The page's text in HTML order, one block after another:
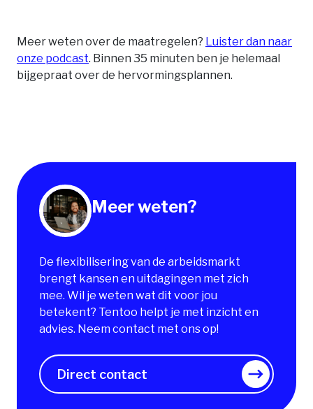
Meer weten over de maatregelen? Luister dan naar
onze podcast. Binnen 35 minuten ben je helemaal
bijgepraat over de hervormingsplannen.
Meer weten?
De flexibilisering van de arbeidsmarkt
brengt kansen en uitdagingen met zich
mee. Wil je weten wat dit voor jou
betekent? Tentoo helpt je met inzicht en
advies. Neem contact met ons op!
Direct contact